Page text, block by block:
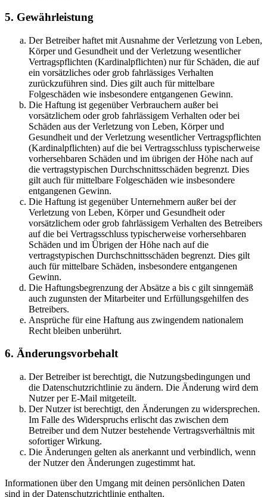
5. Gewährleistung
Der Betreiber haftet mit Ausnahme der Verletzung von Leben,
Körper und Gesundheit und der Verletzung wesentlicher
Vertragspflichten (Kardinalpflichten) nur für Schäden, die auf
ein vorsätzliches oder grob fahrlässiges Verhalten
zurückzuführen sind. Dies gilt auch für mittelbare
Folgeschäden wie insbesondere entgangenen Gewinn.
Die Haftung ist gegenüber Verbrauchern außer bei
vorsätzlichem oder grob fahrlässigem Verhalten oder bei
Schäden aus der Verletzung von Leben, Körper und
Gesundheit und der Verletzung wesentlicher Vertragspflichten
(Kardinalpflichten) auf die bei Vertragsschluss typischerweise
vorhersehbaren Schäden und im übrigen der Höhe nach auf
die vertragstypischen Durchschnittsschäden begrenzt. Dies
gilt auch für mittelbare Folgeschäden wie insbesondere
entgangenen Gewinn.
Die Haftung ist gegenüber Unternehmern außer bei der
Verletzung von Leben, Körper und Gesundheit oder
vorsätzlichem oder grob fahrlässigem Verhalten des Betreibers
auf die bei Vertragsschluss typischerweise vorhersehbaren
Schäden und im Übrigen der Höhe nach auf die
vertragstypischen Durchschnittsschäden begrenzt. Dies gilt
auch für mittelbare Schäden, insbesondere entgangenen
Gewinn.
Die Haftungsbegrenzung der Absätze a bis c gilt sinngemäß
auch zugunsten der Mitarbeiter und Erfüllungsgehilfen des
Betreibers.
Ansprüche für eine Haftung aus zwingendem nationalem
Recht bleiben unberührt.
6. Änderungsvorbehalt
Der Betreiber ist berechtigt, die Nutzungsbedingungen und
die Datenschutzrichtlinie zu ändern. Die Änderung wird dem
Nutzer per E-Mail mitgeteilt.
Der Nutzer ist berechtigt, den Änderungen zu widersprechen.
Im Falle des Widerspruchs erlischt das zwischen dem
Betreiber und dem Nutzer bestehende Vertragsverhältnis mit
sofortiger Wirkung.
Die Änderungen gelten als anerkannt und verbindlich, wenn
der Nutzer den Änderungen zugestimmt hat.
Informationen über den Umgang mit deinen persönlichen Daten
sind in der Datenschutzrichtlinie enthalten.